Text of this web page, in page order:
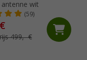
wit
(59)
499,- €